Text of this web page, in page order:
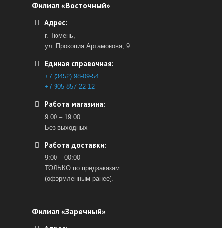
Филиал «Восточный»
Адрес:
г. Тюмень,
ул. Прокопия Артамонова, 9
Единая справочная:
+7 (3452) 98-09-54
+7 905 857-22-12
Работа магазина:
9:00 – 19:00
Без выходных
Работа доставки:
9:00 – 00:00
ТОЛЬКО по предзаказам
(оформленным ранее).
Филиал «Заречный»